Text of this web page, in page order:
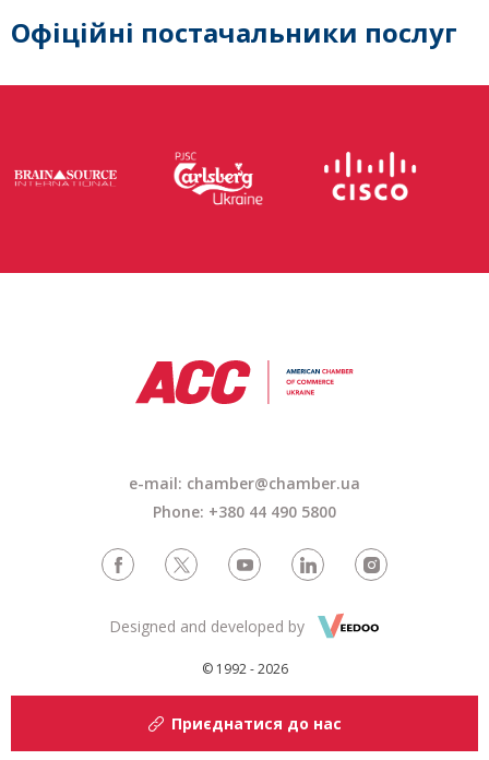
Офіційні постачальники послуг
e-mail: chamber@chamber.ua
Phone: +380 44 490 5800
© 1992 - 2026
Designed and developed by
Приєднатися до нас